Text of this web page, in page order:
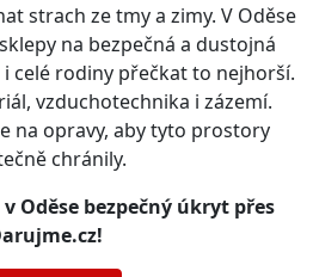
strach ze tmy a zimy. V Oděse
na bezpečná a dustojná
celé rodiny přečkat to nejhorší.
vzduchotechnika i zázemí.
na opravy, aby tyto prostory
chránily.
Oděse bezpečný úkryt přes